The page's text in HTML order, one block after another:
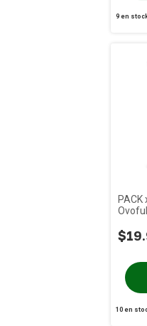
9en
PACK
10en